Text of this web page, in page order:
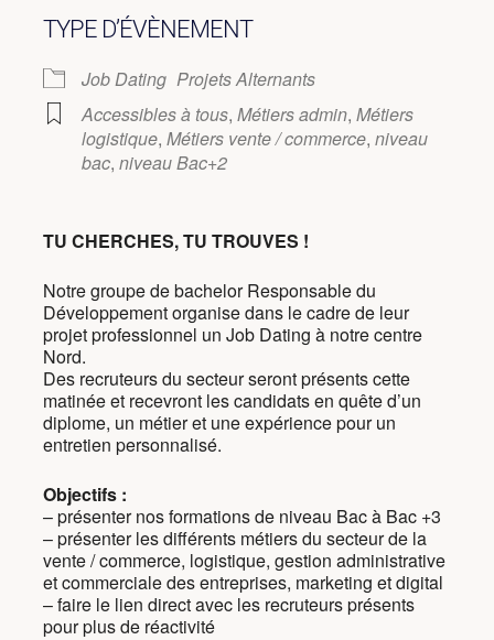
TYPE D’ÉVÈNEMENT
Job Dating Projets Alternants
Accessibles à tous, Métiers admin, Métiers
logistique, Métiers vente / commerce, niveau
bac, niveau Bac+2
TU CHERCHES, TU TROUVES !
Notre groupe de bachelor Responsable du
Développement organise dans le cadre de leur
projet professionnel un Job Dating à notre centre
Nord.
Des recruteurs du secteur seront présents cette
matinée et recevront les candidats en quête d’un
diplome, un métier et une expérience pour un
entretien personnalisé.
Objectifs :
– présenter nos formations de niveau Bac à Bac +3
– présenter les différents métiers du secteur de la
vente / commerce, logistique, gestion administrative
et commerciale des entreprises, marketing et digital
– faire le lien direct avec les recruteurs présents
pour plus de réactivité